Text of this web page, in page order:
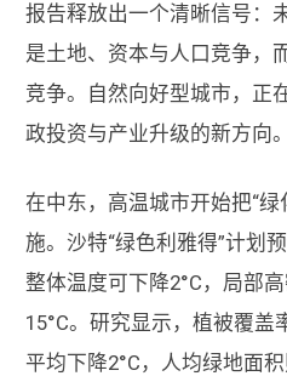
报告释放出一个清晰信号：
是土地、资本与人口竞争，
竞争。自然向好型城市，正
政投资与产业升级的新方向。
在中东，高温城市开始把“
施。沙特“绿色利雅得”计划
整体温度可下降2°C，局部
15°C。研究显示，植被覆盖
平均下降2°C，人均绿地面